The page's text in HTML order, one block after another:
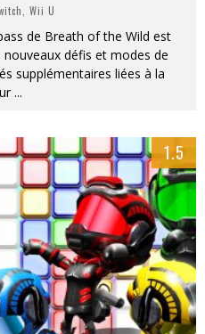
Wii U
de Breath of the Wild est
défis et modes de
supplémentaires liées à la
...
1.5